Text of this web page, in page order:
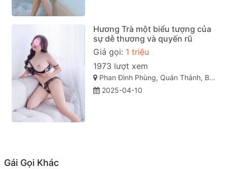
Hương Trà một biểu tượng của
sự dễ thương và quyến rũ
Giá gọi: 1 triệu
1973 lượt xem
Phan Đình Phùng, Quán Thánh, Ba Đình, Hà Nội
2025-04-10
Gái Gọi Khác